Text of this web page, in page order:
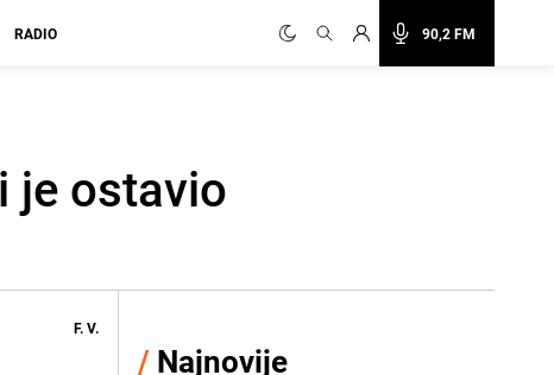
90,2 FM
RADIO
je ostavio
F. V.
/ Najnovije